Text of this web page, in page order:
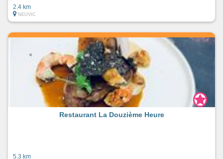
2.4 km
NEUVIC
Restaurant La Douzième Heure
5.3 km